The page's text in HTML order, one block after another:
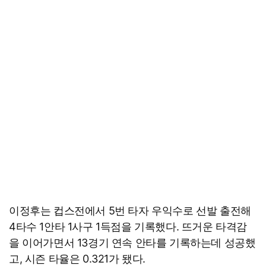
이정후는 컵스전에서 5번 타자 우익수로 선발 출전해
4타수 1안타 1사구 1득점을 기록했다. 뜨거운 타격감
을 이어가면서 13경기 연속 안타를 기록하는데 성공했
고, 시즌 타율은 0.321가 됐다.